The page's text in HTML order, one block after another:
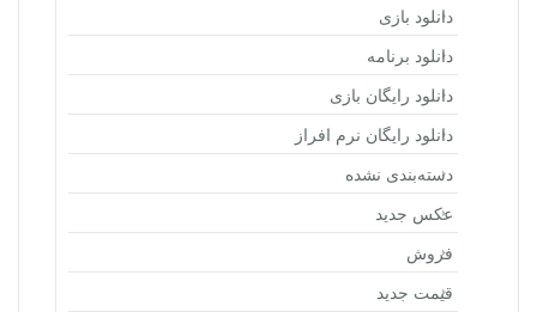
دانلود بازی
دانلود برنامه
دانلود رایگان بازی
دانلود رایگان نرم افراز
دسته‌بندی نشده
عکس جدید
فروش
قیمت جدید